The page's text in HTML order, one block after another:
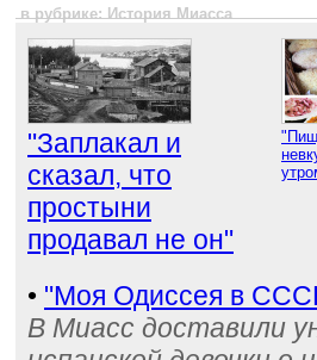
в рубрике: История Миасса
"Заплакал и
сказал, что
простыни
продавал не он"
• "Моя Одиссея в
В Миасс доставили